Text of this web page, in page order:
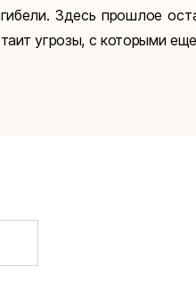
гибели. Здесь прошлое
таит угрозы, с которыми